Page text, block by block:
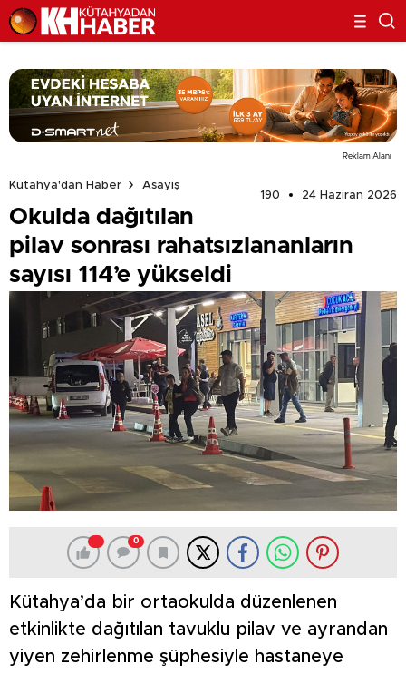
Reklam Alanı
Kütahya'dan Haber
Asayiş
190
24 Haziran 2026
Okulda dağıtılan
pilav sonrası rahatsızlananların
sayısı 114’e yükseldi
0
Kütahya’da bir ortaokulda düzenlenen
etkinlikte dağıtılan tavuklu pilav ve ayrandan
yiyen zehirlenme şüphesiyle hastaneye